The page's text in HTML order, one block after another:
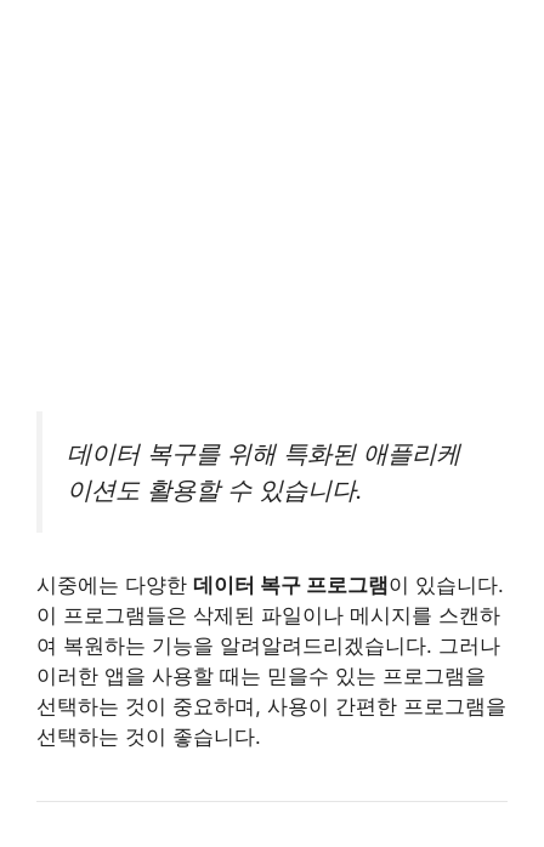
데이터 복구를 위해 특화된 애플리케
이션도 활용할 수 있습니다.
시중에는 다양한 데이터 복구 프로그램이 있습니다.
이 프로그램들은 삭제된 파일이나 메시지를 스캔하
여 복원하는 기능을 알려알려드리겠습니다. 그러나
이러한 앱을 사용할 때는 믿을수 있는 프로그램을
선택하는 것이 중요하며, 사용이 간편한 프로그램을
선택하는 것이 좋습니다.